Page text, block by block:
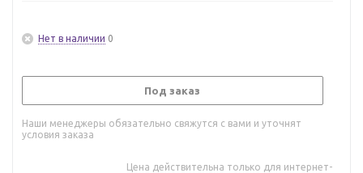
Нет в наличии 0
Под заказ
Наши менеджеры обязательно свяжутся с вами и уточнят
условия заказа
Цена действительна только для интернет-